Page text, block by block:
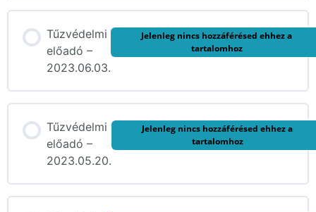
Tűzvédelmi
előadó –
2023.06.03.
Jelenleg nincs hozzáférésed ehhez a
tartalomhoz
Tűzvédelmi
előadó –
2023.05.20.
Jelenleg nincs hozzáférésed ehhez a
tartalomhoz